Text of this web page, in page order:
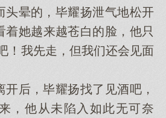
晕的，毕耀扬泄气地松开
着她越来越苍白的脸，他只
！我先走，但我们还会见面
后，毕耀扬找了见酒吧，
，他从未陷入如此无可奈